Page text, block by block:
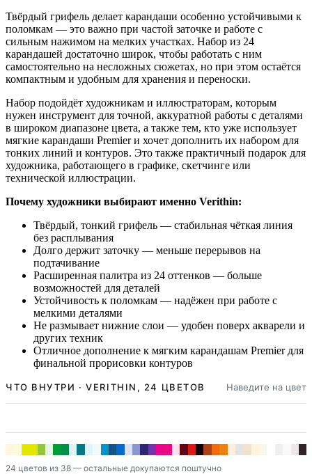
Твёрдый грифель делает карандаши особенно устойчивыми к
поломкам — это важно при частой заточке и работе с
сильным нажимом на мелких участках. Набор из 24
карандашей достаточно широк, чтобы работать с ним
самостоятельно на несложных сюжетах, но при этом остаётся
компактным и удобным для хранения и переноски.
Набор подойдёт художникам и иллюстраторам, которым
нужен инструмент для точной, аккуратной работы с деталями
в широком диапазоне цвета, а также тем, кто уже использует
мягкие карандаши Premier и хочет дополнить их набором для
тонких линий и контуров. Это также практичный подарок для
художника, работающего в графике, скетчинге или
технической иллюстрации.
Почему художники выбирают именно Verithin:
Твёрдый, тонкий грифель — стабильная чёткая линия
без расплывания
Долго держит заточку — меньше перерывов на
подтачивание
Расширенная палитра из 24 оттенков — больше
возможностей для деталей
Устойчивость к поломкам — надёжен при работе с
мелкими деталями
Не размывает нижние слои — удобен поверх акварели и
других техник
Отличное дополнение к мягким карандашам Premier для
финальной прорисовки контуров
ЧТО ВНУТРИ · VERITHIN, 24 ЦВЕТОВ Наведите на цвет
24 цветов из 38 — остальные докупаются поштучно